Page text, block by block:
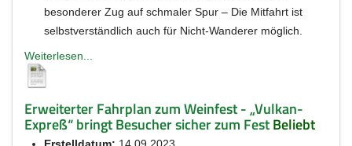
besonderer Zug auf schmaler Spur – Die Mitfahrt ist
selbstverständlich auch für Nicht-Wanderer möglich.
Weiterlesen...
Erweiterter Fahrplan zum Weinfest - „Vulkan-
Expreß“ bringt Besucher sicher zum FestBeliebt